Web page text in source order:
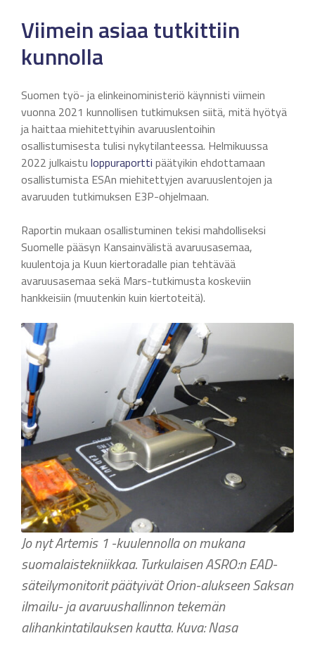
Viimein asiaa tutkittiin
kunnolla
Suomen työ- ja elinkeinoministeriö käynnisti viimein
vuonna 2021 kunnollisen tutkimuksen siitä, mitä hyötyä
ja haittaa miehitettyihin avaruuslentoihin
osallistumisesta tulisi nykytilanteessa. Helmikuussa
2022 julkaistu loppuraportti päätyikin ehdottamaan
osallistumista ESAn miehitettyjen avaruuslentojen ja
avaruuden tutkimuksen E3P-ohjelmaan.
Raportin mukaan osallistuminen tekisi mahdolliseksi
Suomelle pääsyn Kansainvälistä avaruusasemaa,
kuulentoja ja Kuun kiertoradalle pian tehtävää
avaruusasemaa sekä Mars-tutkimusta koskeviin
hankkeisiin (muutenkin kuin kiertoteitä).
Jo nyt Artemis 1 -kuulennolla on mukana
suomalaistekniikkaa. Turkulaisen ASRO:n EAD-
säteilymonitorit päätyivät Orion-alukseen Saksan
ilmailu- ja avaruushallinnon tekemän
alihankintatilauksen kautta. Kuva: Nasa